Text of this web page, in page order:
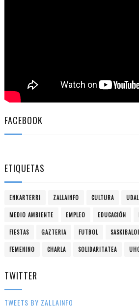
FACEBOOK
ETIQUETAS
ENKARTERRI ZALLAINFO CULTURA
MEDIO AMBIENTE EMPLEO EDUCACIÓN
FIESTAS GAZTERIA FUTBOL
FEMENINO CHARLA SOLIDARITATEA
TWITTER
TWEETS BY ZALLAINFO